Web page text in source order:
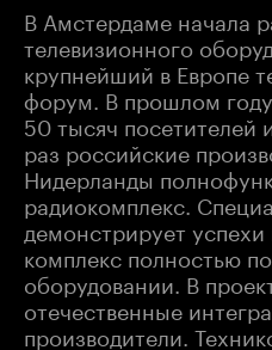
В Амстердаме начала
телевизионного
крупнейший в Европе
форум. В прошлом
50 тысяч посетителей
раз российские
Нидерланды
радиокомплекс.
демонстрирует
комплекс полностью
оборудовании. В
отечественные
производители.